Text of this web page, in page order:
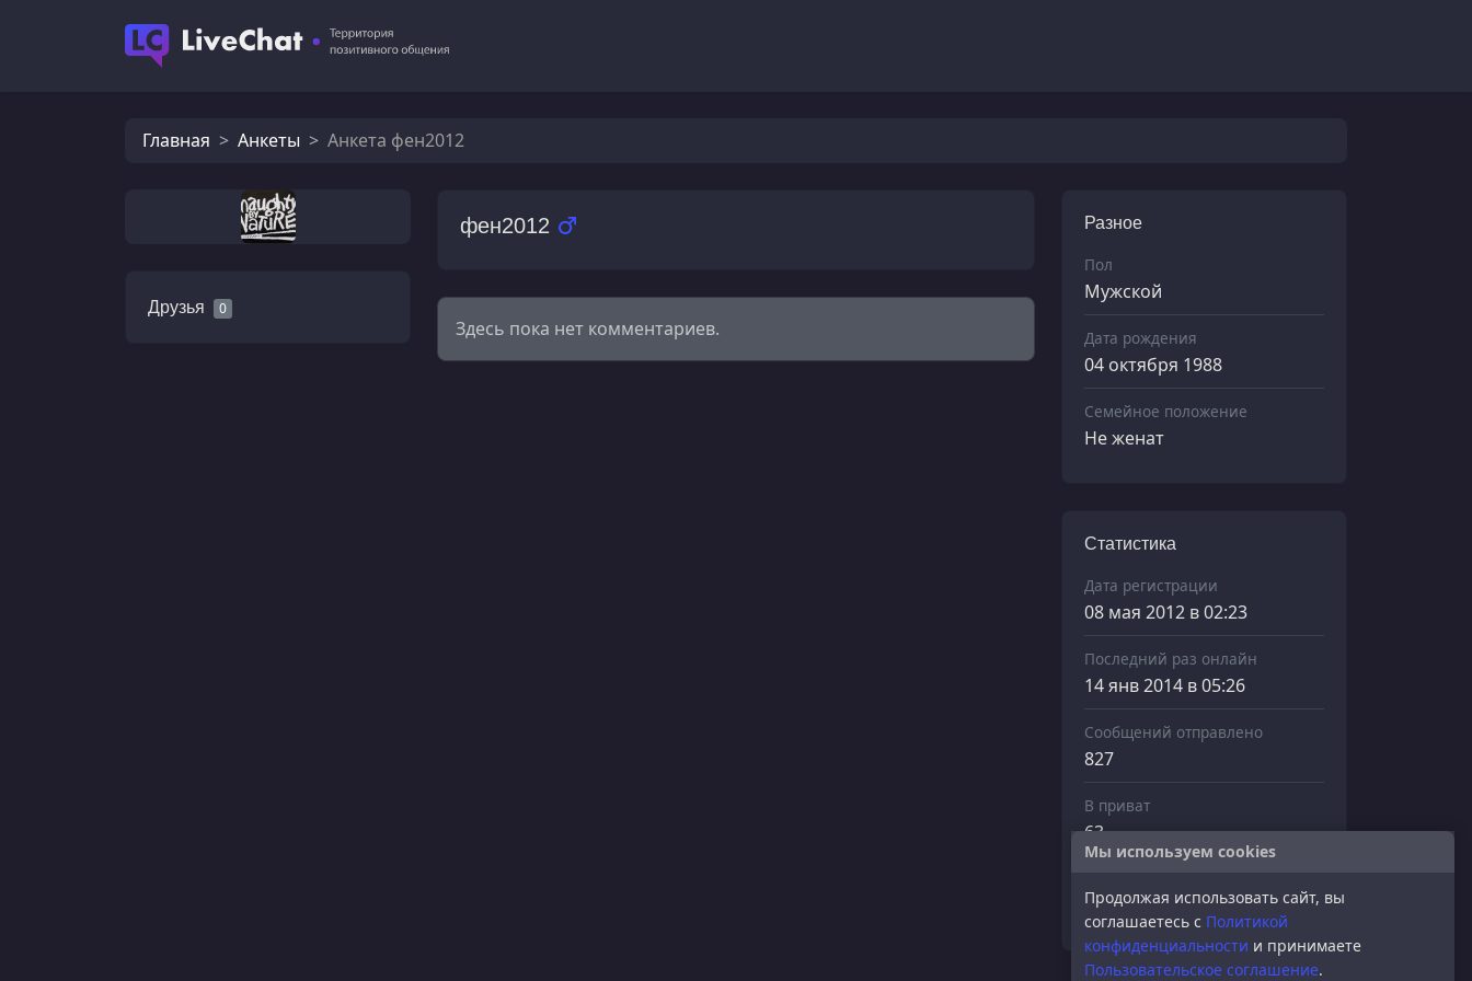
Главная Анкеты Анкета фен2012
Друзья 0
фен2012
Здесь пока нет комментариев.
Разное
Пол
Мужской
Дата рождения
04 октября 1988
Семейное положение
Не женат
Статистика
Дата регистрации
08 мая 2012 в 02:23
Последний раз онлайн
14 янв 2014 в 05:26
Сообщений отправлено
827
В приват
63
0
Мы используем cookies
Продолжая использовать сайт, вы
соглашаетесь с Политикой
конфиденциальности и принимаете
Пользовательское соглашение.